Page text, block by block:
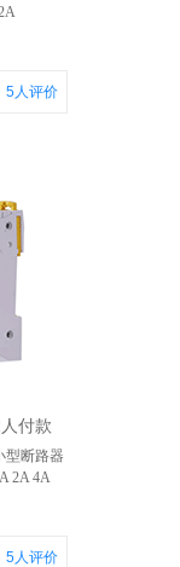
5人评价
人付款
型断路器
2A 4A
5人评价